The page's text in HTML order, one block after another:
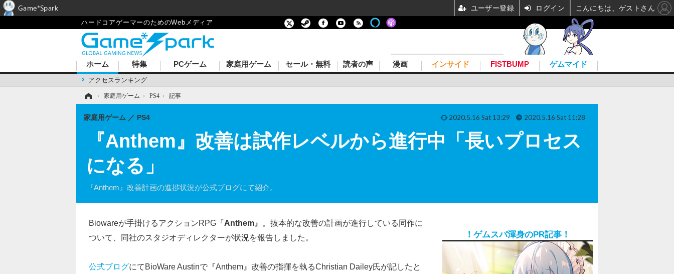
ハードコアゲーマーのためのWebメディア
ホーム
アクセスランキング
特集 PCゲーム 家庭用ゲーム セール・無料 読者の声 漫画 インサイド FISTBUMP ゲムマイド
› 家庭用ゲーム › PS4 › 記事
『Anthem』改善は試作レベルから進行中「長いプロセス
になる」
『Anthem』改善計画の進捗状況が公式ブログにて紹介。
家庭用ゲーム PS4 2020.5.16 Sat 13:29 2020.5.16 Sat 11:28
Biowareが手掛けるアクションRPG『Anthem 』。抜本的な改善の計画が進行している同作に
ついて、同社のスタジオディレクターが状況を報告しました。
公式ブログにてBioWare Austinで『Anthem』改善の指揮を執るChristian Dailey氏が記したと
！ゲムスパ渾身のPR記事！
Game*Spark ユーザー登録 ログイン こんにちは、ゲストさん